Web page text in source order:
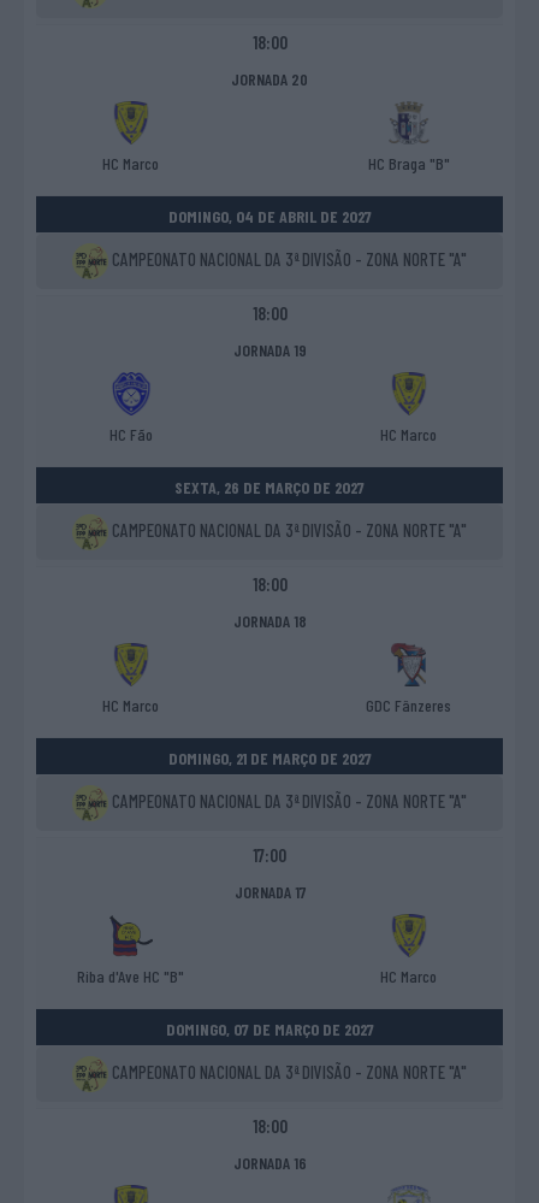
18:00
JORNADA 20
HC Marco HC Braga "B"
DOMINGO, 04 DE ABRIL DE 2027
CAMPEONATO NACIONAL DA 3ª DIVISÃO - ZONA NORTE "A"
18:00
JORNADA 19
HC Fão HC Marco
SEXTA, 26 DE MARÇO DE 2027
CAMPEONATO NACIONAL DA 3ª DIVISÃO - ZONA NORTE "A"
18:00
JORNADA 18
HC Marco GDC Fânzeres
DOMINGO, 21 DE MARÇO DE 2027
CAMPEONATO NACIONAL DA 3ª DIVISÃO - ZONA NORTE "A"
17:00
JORNADA 17
Riba d'Ave HC "B" HC Marco
DOMINGO, 07 DE MARÇO DE 2027
CAMPEONATO NACIONAL DA 3ª DIVISÃO - ZONA NORTE "A"
18:00
JORNADA 16